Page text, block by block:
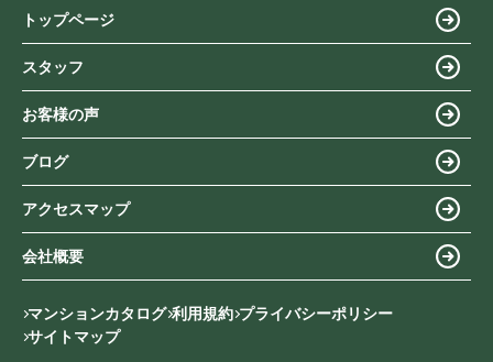
トップページ
スタッフ
お客様の声
ブログ
アクセスマップ
会社概要
マンションカタログ 利用規約 プライバシーポリシー
サイトマップ